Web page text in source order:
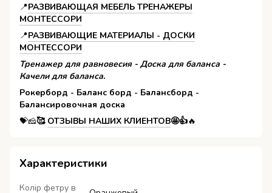
📍️РАЗВИВАЮЩАЯ МЕБЕЛЬ ТРЕНАЖЕРЫ
МОНТЕССОРИ
📍️РАЗВИВАЮЩИЕ МАТЕРИАЛЫ - ДОСКИ
МОНТЕССОРИ
Тренажер для равновесия - Доска для баланса -
Качели для баланса.
Рокерборд - Баланс борд - Балансборд -
Балансировочная доска
💝🧀🥰 ОТЗЫВЫ НАШИХ КЛИЕНТОВ🤩👍🔥
Характеристики
Колір фетру в